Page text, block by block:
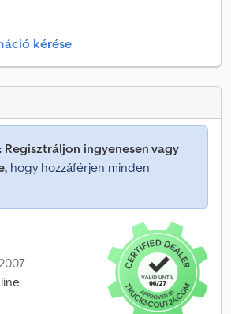
kérése
Regisztráljon ingyenesen vagy
hogy hozzáférjen minden